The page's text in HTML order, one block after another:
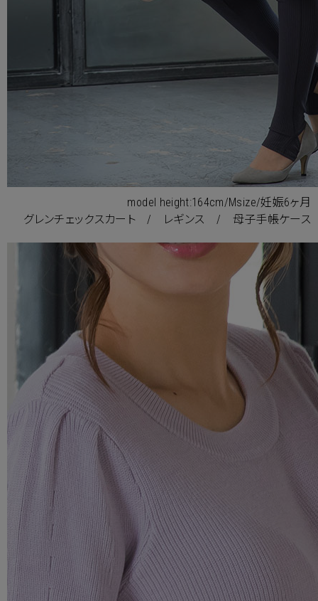
model height:164cm/Msize/妊娠6ヶ月
グレンチェックスカート / レギンス / 母子手帳ケース